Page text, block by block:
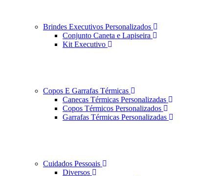
Brindes Executivos Personalizados
Conjunto Caneta e Lapiseira
Kit Executivo
Copos E Garrafas Térmicas
Canecas Térmicas Personalizadas
Copos Térmicos Personalizados
Garrafas Térmicas Personalizadas
Cuidados Pessoais
Diversos